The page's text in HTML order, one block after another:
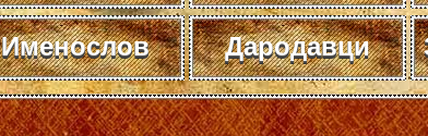
Именослов Дародавци